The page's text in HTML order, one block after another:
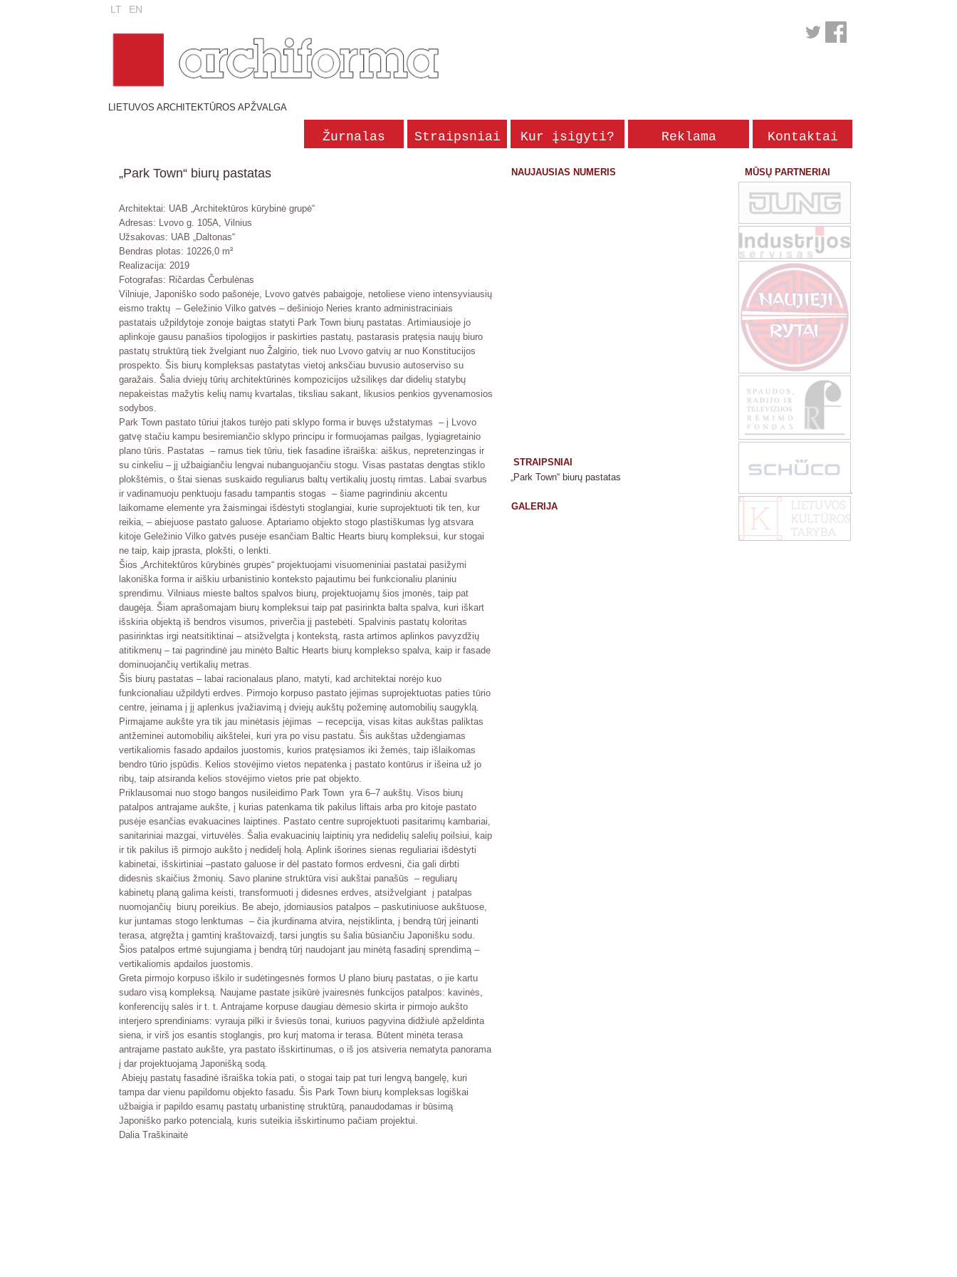
LT EN
LIETUVOS ARCHITEKTŪROS APŽVALGA
Kontaktai
Reklama
Kur įsigyti?
Straipsniai
Žurnalas
NAUJAUSIAS NUMERIS
STRAIPSNIAI
„Park Town“ biurų pastatas
GALERIJA
„Park Town“ biurų pastatas
Architektai: UAB „Architektūros kūrybinė grupė“
Adresas: Lvovo g. 105A, Vilnius
Užsakovas: UAB „Daltonas“
Bendras plotas: 10226,0 m²
Realizacija: 2019
Fotografas: Ričardas Čerbulėnas
Vilniuje, Japoniško sodo pašonėje, Lvovo gatvės pabaigoje, netoliese vieno intensyviausių
eismo traktų – Geležinio Vilko gatvės – dešiniojo Neries kranto administraciniais
pastatais užpildytoje zonoje baigtas statyti Park Town biurų pastatas. Artimiausioje jo
aplinkoje gausu panašios tipologijos ir paskirties pastatų, pastarasis pratęsia naujų biuro
pastatų struktūrą tiek žvelgiant nuo Žalgirio, tiek nuo Lvovo gatvių ar nuo Konstitucijos
prospekto. Šis biurų kompleksas pastatytas vietoj anksčiau buvusio autoserviso su
garažais. Šalia dviejų tūrių architektūrinės kompozicijos užsilikęs dar didelių statybų
nepakeistas mažytis kelių namų kvartalas, tiksliau sakant, likusios penkios gyvenamosios
sodybos.
Park Town pastato tūriui įtakos turėjo pati sklypo forma ir buvęs užstatymas – į Lvovo
gatvę stačiu kampu besiremiančio sklypo principu ir formuojamas pailgas, lygiagretainio
plano tūris. Pastatas – ramus tiek tūriu, tiek fasadine išraiška: aiškus, nepretenzingas ir
su cinkeliu – jį užbaigiančiu lengvai nubanguojančiu stogu. Visas pastatas dengtas stiklo
plokštėmis, o štai sienas suskaido reguliarus baltų vertikalių juostų rimtas. Labai svarbus
ir vadinamuoju penktuoju fasadu tampantis stogas – šiame pagrindiniu akcentu
laikomame elemente yra žaismingai išdėstyti stoglangiai, kurie suprojektuoti tik ten, kur
reikia, – abiejuose pastato galuose. Aptariamo objekto stogo plastiškumas lyg atsvara
kitoje Geležinio Vilko gatvės pusėje esančiam Baltic Hearts biurų kompleksui, kur stogai
ne taip, kaip įprasta, plokšti, o lenkti.
Šios „Architektūros kūrybinės grupės“ projektuojami visuomeniniai pastatai pasižymi
lakoniška forma ir aiškiu urbanistinio konteksto pajautimu bei funkcionaliu planiniu
sprendimu. Vilniaus mieste baltos spalvos biurų, projektuojamų šios įmonės, taip pat
daugėja. Šiam aprašomajam biurų kompleksui taip pat pasirinkta balta spalva, kuri iškart
išskiria objektą iš bendros visumos, priverčia jį pastebėti. Spalvinis pastatų koloritas
pasirinktas irgi neatsitiktinai – atsižvelgta į kontekstą, rasta artimos aplinkos pavyzdžių
atitikmenų – tai pagrindinė jau minėto Baltic Hearts biurų komplekso spalva, kaip ir fasade
dominuojančių vertikalių metras.
Šis biurų pastatas – labai racionalaus plano, matyti, kad architektai norėjo kuo
funkcionaliau užpildyti erdves. Pirmojo korpuso pastato įėjimas suprojektuotas paties tūrio
centre, įeinama į jį aplenkus įvažiavimą į dviejų aukštų požeminę automobilių saugyklą.
Pirmajame aukšte yra tik jau minėtasis įėjimas – recepcija, visas kitas aukštas paliktas
antžeminei automobilių aikštelei, kuri yra po visu pastatu. Šis aukštas uždengiamas
vertikaliomis fasado apdailos juostomis, kurios pratęsiamos iki žemės, taip išlaikomas
bendro tūrio įspūdis. Kelios stovėjimo vietos nepatenka į pastato kontūrus ir išeina už jo
ribų, taip atsiranda kelios stovėjimo vietos prie pat objekto.
Priklausomai nuo stogo bangos nusileidimo Park Town yra 6–7 aukštų. Visos biurų
patalpos antrajame aukšte, į kurias patenkama tik pakilus liftais arba pro kitoje pastato
pusėje esančias evakuacines laiptines. Pastato centre suprojektuoti pasitarimų kambariai,
sanitariniai mazgai, virtuvėlės. Šalia evakuacinių laiptinių yra nedidelių salelių poilsiui, kaip
ir tik pakilus iš pirmojo aukšto į nedidelį holą. Aplink išorines sienas reguliariai išdėstyti
kabinetai, išskirtiniai –pastato galuose ir dėl pastato formos erdvesni, čia gali dirbti
didesnis skaičius žmonių. Savo planine struktūra visi aukštai panašūs – reguliarų
kabinetų planą galima keisti, transformuoti į didesnes erdves, atsižvelgiant į patalpas
nuomojančių biurų poreikius. Be abejo, įdomiausios patalpos – paskutiniuose aukštuose,
kur juntamas stogo lenktumas – čia įkurdinama atvira, neįstiklinta, į bendrą tūrį įeinanti
terasa, atgręžta į gamtinį kraštovaizdį, tarsi jungtis su šalia būsiančiu Japonišku sodu.
Šios patalpos ertmė sujungiama į bendrą tūrį naudojant jau minėtą fasadinį sprendimą –
vertikaliomis apdailos juostomis.
Greta pirmojo korpuso iškilo ir sudėtingesnės formos U plano biurų pastatas, o jie kartu
sudaro visą kompleksą. Naujame pastate įsikūrė įvairesnės funkcijos patalpos: kavinės,
konferencijų salės ir t. t. Antrajame korpuse daugiau dėmesio skirta ir pirmojo aukšto
interjero sprendiniams: vyrauja pilki ir šviesūs tonai, kuriuos pagyvina didžiulė apželdinta
siena, ir virš jos esantis stoglangis, pro kurį matoma ir terasa. Būtent minėta terasa
antrajame pastato aukšte, yra pastato išskirtinumas, o iš jos atsiveria nematyta panorama
į dar projektuojamą Japonišką sodą.
Abiejų pastatų fasadinė išraiška tokia pati, o stogai taip pat turi lengvą bangelę, kuri
tampa dar vienu papildomu objekto fasadu. Šis Park Town biurų kompleksas logiškai
užbaigia ir papildo esamų pastatų urbanistinę struktūrą, panaudodamas ir būsimą
Japoniško parko potencialą, kuris suteikia išskirtinumo pačiam projektui.
Dalia Traškinaitė
MŪSŲ PARTNERIAI